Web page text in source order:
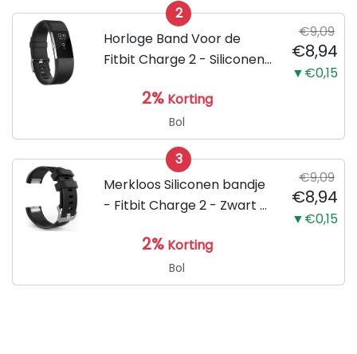
2
Horloge Band Voor de
Fitbit Charge 2 - Siliconen
Armband Large - Geschikt
voor de Activity Tracker /
Polsband / Strap Band /...
€9,09
€8,94
▼€0,15
2% Korting
Bol
3
Merkloos Siliconen bandje
- Fitbit Charge 2 - Zwart -
€9,09
€8,94
▼€0,15
2% Korting
Bol